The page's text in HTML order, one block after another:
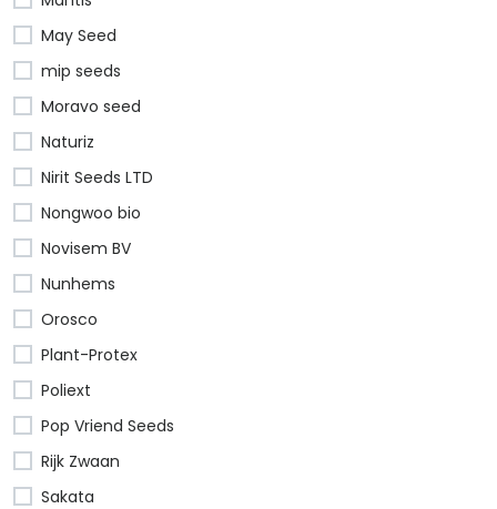
May Seed
mip seeds
Moravo seed
Naturiz
Nirit Seeds LTD
Nongwoo bio
Novisem BV
Nunhems
Orosco
Plant-Protex
Poliext
Pop Vriend Seeds
Rijk Zwaan
Sakata